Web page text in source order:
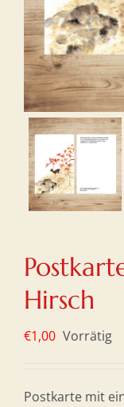
Hirsch
€1,00 Vorrätig
Postkarte mit